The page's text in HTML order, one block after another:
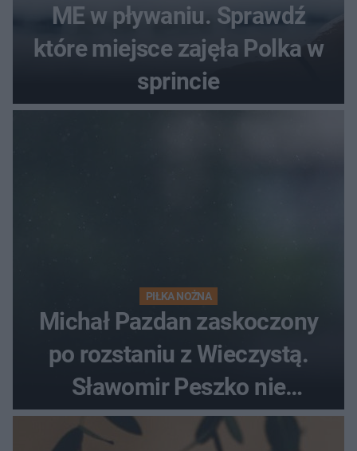
ME w pływaniu. Sprawdź
które miejsce zajęła Polka w
sprincie
PIŁKA NOŻNA
Michał Pazdan zaskoczony
po rozstaniu z Wieczystą.
Sławomir Peszko nie
dotrzymał słowa?